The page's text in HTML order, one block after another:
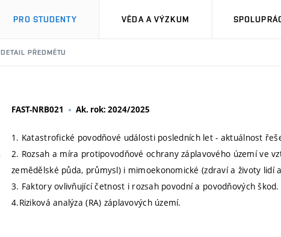
PRO STUDENTY VĚDA A VÝZKUM
DETAIL PŘEDMĚTU
FAST-NRB021 Ak. rok: 2024/2025
1. Katastrofické povodňové události posledních let - aktuálnost
2. Rozsah a míra protipovodňové ochrany záplavového území ve
zemědělské půda, průmysl) i mimoekonomické (zdraví a životy lidí
3. Faktory ovlivňující četnost i rozsah povodní a povodňových škod.
4.Riziková analýza (RA) záplavových území.